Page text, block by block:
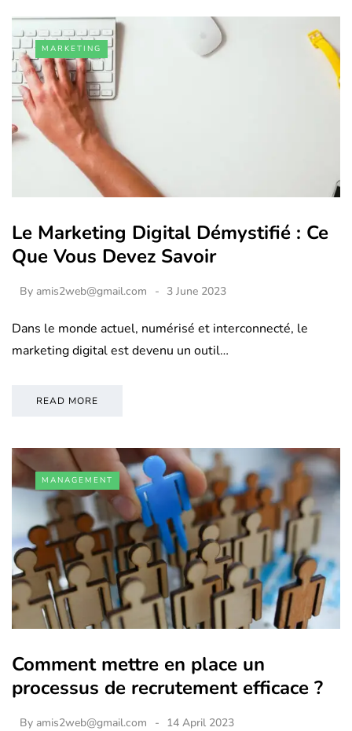
MARKETING
Le Marketing Digital Démystifié : Ce
Que Vous Devez Savoir
By amis2web@gmail.com 3 June 2023
Dans le monde actuel, numérisé et interconnecté, le
marketing digital est devenu un outil…
READ MORE
MANAGEMENT
Comment mettre en place un
processus de recrutement efficace ?
By amis2web@gmail.com 14 April 2023